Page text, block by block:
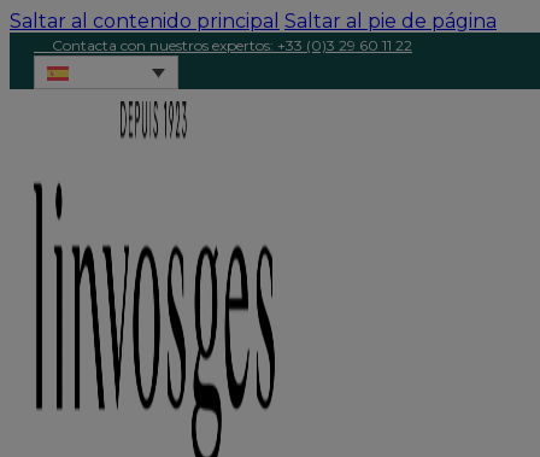
Saltar al contenido principal Saltar al pie de página
Contacta con nuestros expertos: +33 (0)3 29 60 11 22